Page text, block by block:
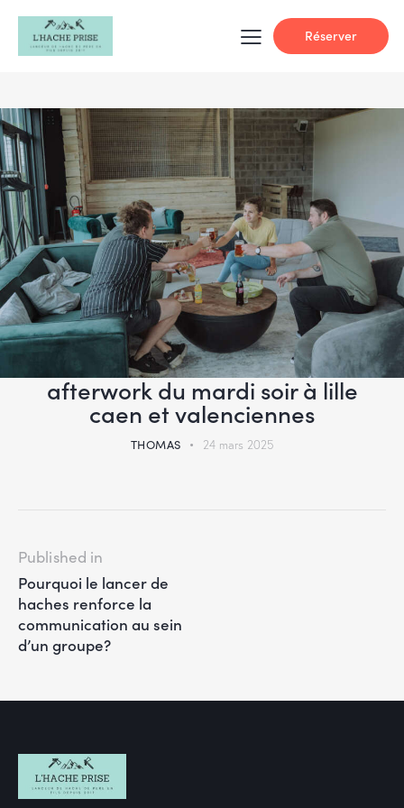
Réserver
afterwork du mardi soir à lille
caen et valenciennes
THOMAS 24 mars 2025
Published in
Pourquoi le lancer de
haches renforce la
communication au sein
d’un groupe?